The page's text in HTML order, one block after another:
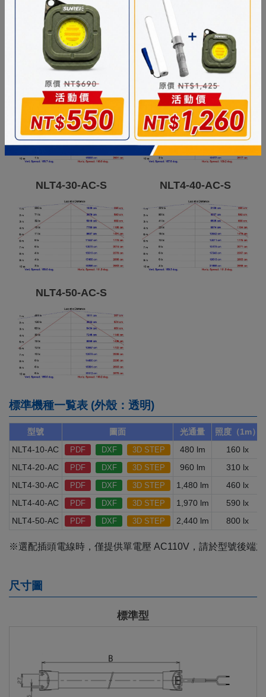
※選配插頭電線時，僅提供單電壓 AC110V，請於型號後端
配光曲線數據
NLT4-10-AC-S NLT4-20-AC-S
NLT4-30-AC-S NLT4-40-AC-S
NLT4-50-AC-S
標準機種一覧表 (外殼：透明)
型號 圖面 光通量
照度（1m）
NLT4-10-AC
PDF DXF 3D STEP 480 lm 160 lx
NLT4-20-AC PDF DXF 3D STEP 960 lm
310 lx
NLT4-30-AC
PDF DXF 3D STEP 1,480 lm
460 lx
NLT4-40-AC
PDF DXF 3D STEP 1,970 lm
590 lx
NLT4-50-AC
PDF DXF 3D STEP 2,440 lm 800 lx
※選配插頭電線時，僅提供單電壓 AC110V，請於型號後端
尺寸圖
標準型